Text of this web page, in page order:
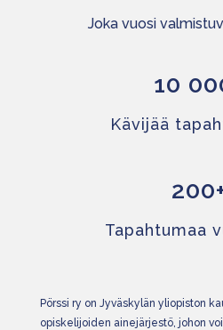
Joka vuosi
10
Kävijää
Tapahtumaa
Pörssi ry on Jyväskylän yliopiston
opiskelijoiden ainejärjestö, johon